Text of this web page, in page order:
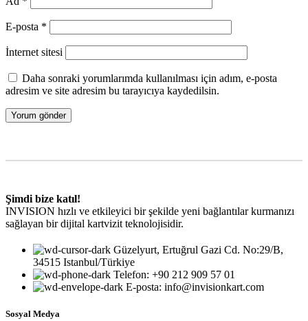
E-posta *
İnternet sitesi
Daha sonraki yorumlarımda kullanılması için adım, e-posta
adresim ve site adresim bu tarayıcıya kaydedilsin.
Şimdi bize katıl!
INVISION hızlı ve etkileyici bir şekilde yeni bağlantılar kurmanızı
sağlayan bir dijital kartvizit teknolojisidir.
Güzelyurt, Ertuğrul Gazi Cd. No:29/B,
34515 Istanbul/Türkiye
Telefon: +90 212 909 57 01
E-posta: info@invisionkart.com
Sosyal Medya